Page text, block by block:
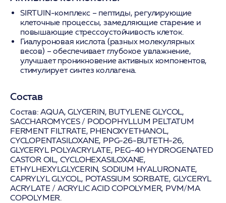
SIRTUIN-комплекс– пептиды, регулирующие
клеточные процессы, замедляющие старение и
повышающие стрессоустойчивость клеток.
Гиалуроновая кислота (разных молекулярных
весов) – обеспечивает глубокое увлажнение,
улучшает проникновение активных компонентов,
стимулирует синтез коллагена.
Состав
Состав: AQUA, GLYCERIN, BUTYLENE GLYCOL,
SACCHAROMYCES / PODOPHYLLUM PELTATUM
FERMENT FILTRATE, PHENOXYETHANOL,
CYCLOPENTASILOXANE, PPG-26-BUTETH-26,
GLYCERYL POLYACRYLATE, PEG-40 HYDROGENATED
CASTOR OIL, CYCLOHEXASILOXANE,
ETHYLHEXYLGLYCERIN, SODIUM HYALURONATE,
CAPRYLYL GLYCOL, POTASSIUM SORBATE, GLYCERYL
ACRYLATE / ACRYLIC ACID COPOLYMER, PVM/MA
COPOLYMER.